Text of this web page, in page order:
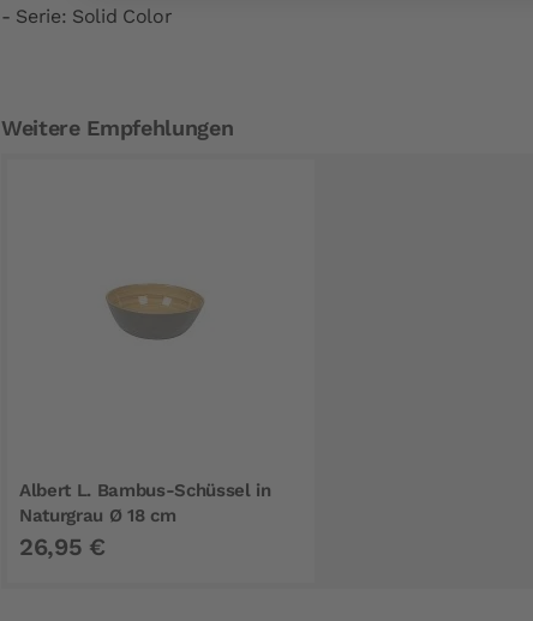
- Serie: Solid Color
Weitere Empfehlungen
Albert L. Bambus-Schüssel in
Naturgrau Ø 18 cm
26,95 €